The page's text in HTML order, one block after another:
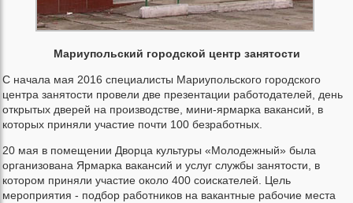
Мариупольский городской центр занятости
С начала мая 2016 специалисты Мариупольского городского
центра занятости провели две презентации работодателей, день
открытых дверей на производстве, мини-ярмарка вакансий, в
которых приняли участие почти 100 безработных.
20 мая в помещении Дворца культуры «Молодежный» была
организована Ярмарка вакансий и услуг службы занятости, в
котором приняли участие около 400 соискателей. Цель
мероприятия - подбор работников на вакантные рабочие места